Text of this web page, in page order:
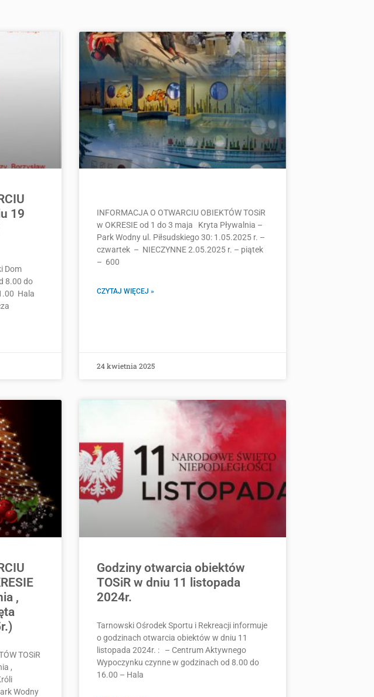
19
Dom
8.00 do
Hala
INFORMACJA O OTWARCIU OBIEKTÓW TOSiR
w OKRESIE od 1 do 3 maja Kryta Pływalnia –
Park Wodny ul. Piłsudskiego 30: 1.05.2025 r. –
czwartek – NIECZYNNE 2.05.2025 r. – piątek
– 600
CZYTAJ WIĘCEJ »
24 kwietnia 2025
,
TOSiR
,
Wodny
Godziny otwarcia obiektów
TOSiR w dniu 11 listopada
2024r.
Tarnowski Ośrodek Sportu i Rekreacji informuje
o godzinach otwarcia obiektów w dniu 11
listopada 2024r. : – Centrum Aktywnego
Wypoczynku czynne w godzinach od 8.00 do
16.00 – Hala